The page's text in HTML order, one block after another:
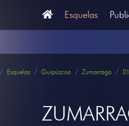
Esquelas
Esquelas Guipúzcoa Zumarraga